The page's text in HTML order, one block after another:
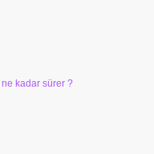
kadar sürer ?